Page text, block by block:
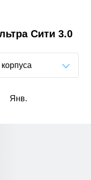
Сити 3.0
Янв.